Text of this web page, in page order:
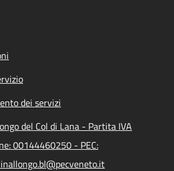
dei servizi
del Col di Lana - Partita IVA
00144460250 - PEC: